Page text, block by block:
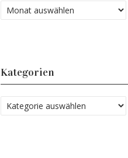
Kategorien